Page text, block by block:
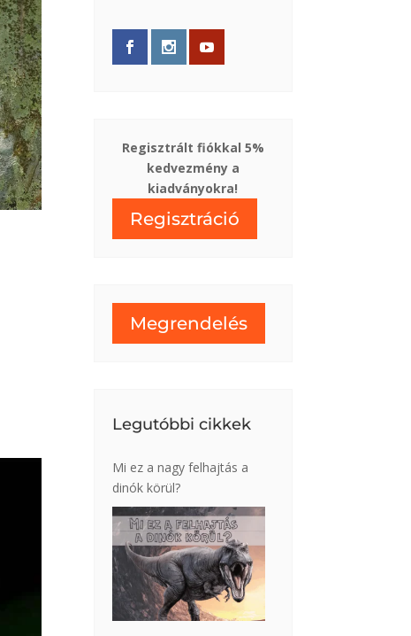
Regisztrált fiókkal 5%
kedvezmény a
kiadványokra!
Regisztráció
Megrendelés
Legutóbbi cikkek
Mi ez a nagy felhajtás a
dinók körül?